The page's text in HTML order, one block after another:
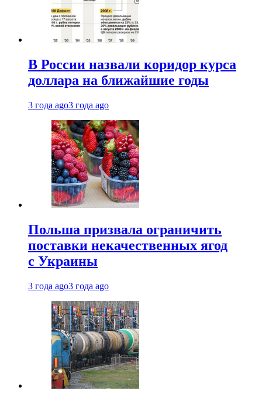
В России назвали коридор курса
доллара на ближайшие годы
3 года ago3 года ago
Польша призвала ограничить
поставки некачественных ягод
с Украины
3 года ago3 года ago